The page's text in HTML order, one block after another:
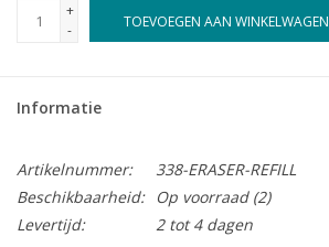
+
-
TOEVOEGEN AAN WINKELWAGEN
Informatie
Artikelnummer:
338-ERASER-REFILL
Beschikbaarheid:
Op voorraad(2)
Levertijd:
2 tot 4 dagen